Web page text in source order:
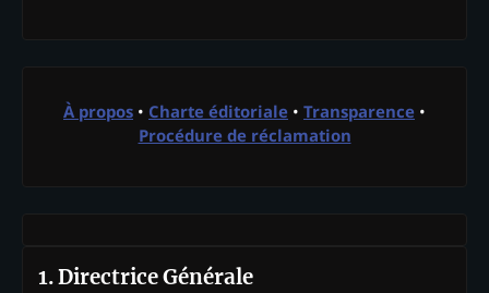
À propos • Charte éditoriale • Transparence •
Procédure de réclamation
1. Directrice Générale